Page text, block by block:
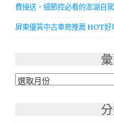
費接送，細節控必看的澎湖自
屏東優質中古車商推薦 HOT好
彙